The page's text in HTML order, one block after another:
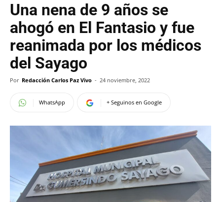
Una nena de 9 años se
ahogó en El Fantasio y fue
reanimada por los médicos
del Sayago
Por Redacción Carlos Paz Vivo - 24 noviembre, 2022
WhatsApp + Seguinos en Google